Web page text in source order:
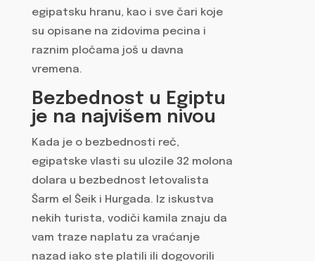
egipatsku hranu, kao i sve čari koje
su opisane na zidovima pecina i
raznim pločama još u davna
vremena.
Bezbednost u Egiptu
je na najvišem nivou
Kada je o bezbednosti reč,
egipatske vlasti su ulozile 32 molona
dolara u bezbednost letovalista
Šarm el Šeik i Hurgada. Iz iskustva
nekih turista, vodiči kamila znaju da
vam traze naplatu za vraćanje
nazad iako ste platili ili dogovorili